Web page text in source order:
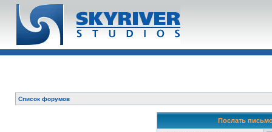
Список форумов
Послать